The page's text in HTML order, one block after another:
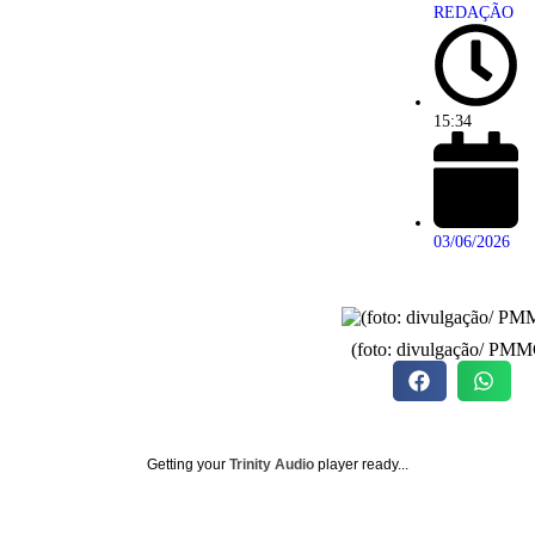
REDAÇÃO
15:34
03/06/2026
(foto: divulgação/
Getting your Trinity Audio player ready...